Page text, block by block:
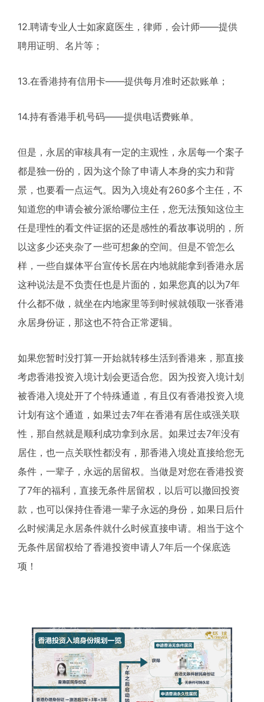
12.聘请专业人士如家庭医生，律师，会计师——提供
聘用证明、名片等；
13.在香港持有信用卡——提供每月准时还款账单；
14.持有香港手机号码——提供电话费账单。
但是，永居的审核具有一定的主观性，永居每一个案子
都是独一份的，因为这个除了申请人本身的实力和背
景，也要看一点运气。因为入境处有260多个主任，不
知道您的申请会被分派给哪位主任，您无法预知这位主
任是理性的看文件证据的还是感性的看故事说明的，所
以这多少还夹杂了一些可想象的空间。但是不管怎么
样，一些自媒体平台宣传长居在内地就能拿到香港永居
这种说法是不负责任也是片面的，如果您真的以为7年
什么都不做，就坐在内地家里等到时候就领取一张香港
永居身份证，那这也不符合正常逻辑。
如果您暂时没打算一开始就转移生活到香港来，那直接
考虑香港投资入境计划会更适合您。因为投资入境计划
被香港入境处开了个特殊通道，有且仅有香港投资入境
计划有这个通道，如果过去7年在香港有居住或强关联
性，那自然就是顺利成功拿到永居。如果过去7年没有
居住，也一点关联性都没有，那香港入境处直接给您无
条件，一辈子，永远的居留权。当做是对您在香港投资
了7年的福利，直接无条件居留权，以后可以撤回投资
款，也可以保持住香港一辈子永远的身份，如果日后什
么时候满足永居条件就什么时候直接申请。相当于这个
无条件居留权给了香港投资申请人7年后一个保底选
项！